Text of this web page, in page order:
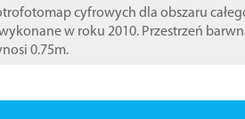
cyfrowych dla obszaru
w roku 2010. Przestrzeń
0.75m.